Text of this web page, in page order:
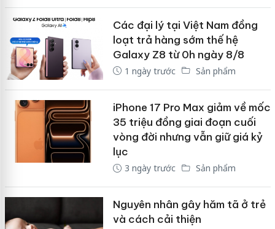
Các đại lý tại Việt Nam đồng
loạt trả hàng sớm thế hệ
Galaxy Z8 từ 0h ngày 8/8
1 ngày trước Sản phẩm
iPhone 17 Pro Max giảm về mốc
35 triệu đồng giai đoạn cuối
vòng đời nhưng vẫn giữ giá kỷ
lục
3 ngày trước Sản phẩm
Nguyên nhân gây hăm tã ở trẻ
và cách cải thiện